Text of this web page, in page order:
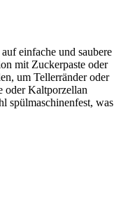
einfache und saubere
mit Zuckerpaste oder
um Tellerränder oder
oder Kaltporzellan
spülmaschinenfest, was